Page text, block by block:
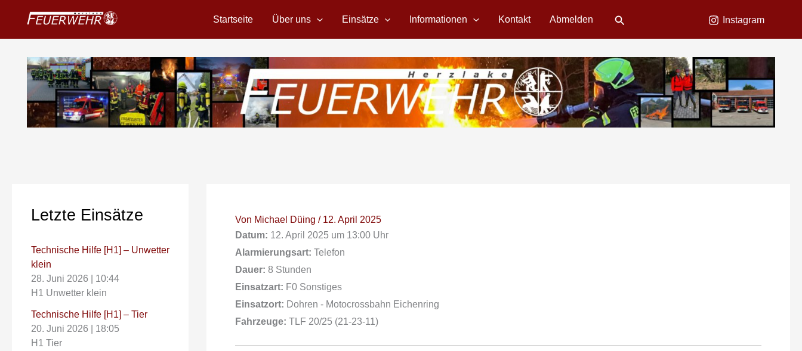
Startseite Über uns Einsätze Informationen Kontakt Abmelden Suchen Instagram
Letzte Einsätze
Technische Hilfe [H1] – Unwetter
klein
28. Juni 2026
10:44
H1 Unwetter klein
Technische Hilfe [H1] – Tier
20. Juni 2026
18:05
H1 Tier
Von Michael Düing / 12. April 2025
Datum: 12. April 2025 um 13:00 Uhr
Alarmierungsart: Telefon
Dauer: 8 Stunden
Einsatzart: F0 Sonstiges
Einsatzort: Dohren - Motocrossbahn Eichenring
Fahrzeuge: TLF 20/25 (21-23-11)